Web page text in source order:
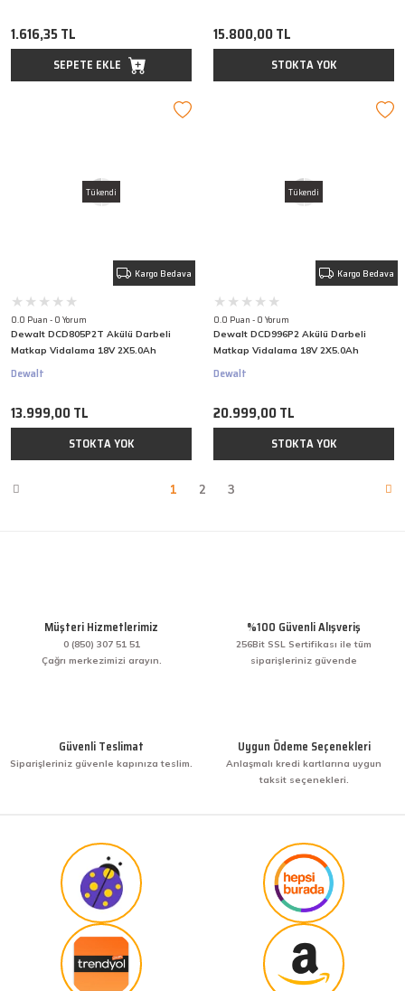
1.616,35 TL
SEPETE EKLE
15.800,00 TL
STOKTA YOK
Tükendi
Kargo Bedava
0.0 Puan - 0 Yorum
Dewalt DCD805P2T Akülü Darbeli
Matkap Vidalama 18V 2X5.0Ah
Dewalt
13.999,00 TL
STOKTA YOK
Tükendi
Kargo Bedava
0.0 Puan - 0 Yorum
Dewalt DCD996P2 Akülü Darbeli
Matkap Vidalama 18V 2X5.0Ah
Dewalt
20.999,00 TL
STOKTA YOK
1 2 3
Müşteri Hizmetlerimiz
0 (850) 307 51 51
Çağrı merkezimizi arayın.
%100 Güvenli Alışveriş
256Bit SSL Sertifikası ile tüm
siparişleriniz güvende
Güvenli Teslimat
Siparişleriniz güvenle kapınıza teslim.
Uygun Ödeme Seçenekleri
Anlaşmalı kredi kartlarına uygun
taksit seçenekleri.